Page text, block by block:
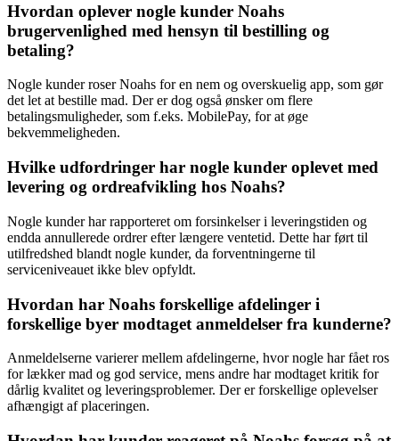
Hvordan oplever nogle kunder Noahs
brugervenlighed med hensyn til bestilling og
betaling?
Nogle kunder roser Noahs for en nem og overskuelig app, som gør
det let at bestille mad. Der er dog også ønsker om flere
betalingsmuligheder, som f.eks. MobilePay, for at øge
bekvemmeligheden.
Hvilke udfordringer har nogle kunder oplevet med
levering og ordreafvikling hos Noahs?
Nogle kunder har rapporteret om forsinkelser i leveringstiden og
endda annullerede ordrer efter længere ventetid. Dette har ført til
utilfredshed blandt nogle kunder, da forventningerne til
serviceniveauet ikke blev opfyldt.
Hvordan har Noahs forskellige afdelinger i
forskellige byer modtaget anmeldelser fra kunderne?
Anmeldelserne varierer mellem afdelingerne, hvor nogle har fået ros
for lækker mad og god service, mens andre har modtaget kritik for
dårlig kvalitet og leveringsproblemer. Der er forskellige oplevelser
afhængigt af placeringen.